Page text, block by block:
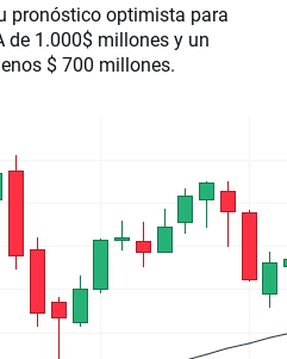
pronóstico optimista para
de 1.000$ millones y un
$ 700 millones.